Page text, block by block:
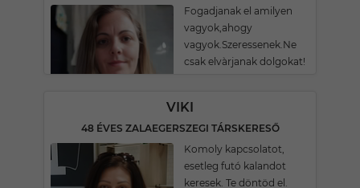
Fogadjanak el amilyen
vagyok,ahogy
vagyok.Szeressenek.Ne
csak elvàrjanak dolgokat!
VIKI
48 ÉVES ZALAEGERSZEGI TÁRSKERESŐ
Komoly kapcsolatot,
esetleg futó kalandot
keresek. Te döntöd el.